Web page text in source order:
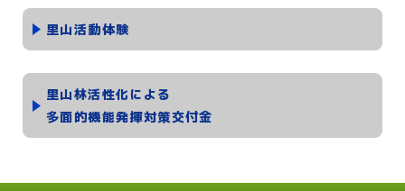
里山活動体験
里山林活性化による
多面的機能発揮対策交付金